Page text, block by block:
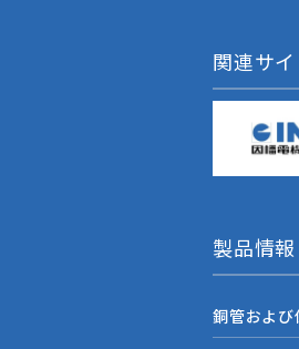
関連サイ
製品情報
銅管および